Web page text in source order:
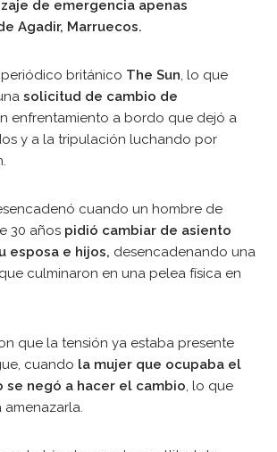
de emergencia apenas
Agadir, Marruecos.
británico The Sun, lo que
solicitud de cambio de
enfrentamiento a bordo que dejó a
y a la tripulación luchando por
cuando un hombre de
30 años pidió cambiar de asiento
esposa e hijos, desencadenando una
culminaron en una pelea física en
que la tensión ya estaba presente
cuando la mujer que ocupaba el
se negó a hacer el cambio, lo que